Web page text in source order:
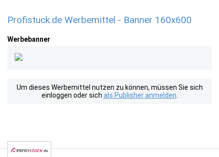
Profistuck.de Werbemittel - Banner 160x600
Werbebanner
Um dieses Werbemittel nutzen zu können, müssen Sie sich
einloggen oder sich als Publisher anmelden